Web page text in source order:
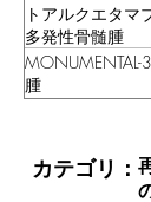
トアルクエタマ
多発性骨髄腫
腫
カテゴリ：